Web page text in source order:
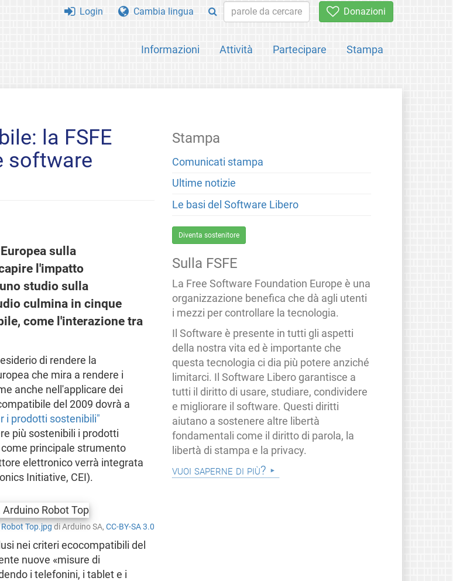
Donazioni
Informazioni Attività Partecipare Stampa
Login Cambia lingua
la FSFE
software
sulla
l'impatto
studio sulla
culmina in cinque
come l'interazione tra
di rendere la
che mira a rendere i
anche nell'applicare dei
del 2009 dovrà a
i prodotti sostenibili"
più sostenibili i prodotti
principale strumento
elettronico verrà integrata
Initiative, CEI).
Top.jpg di Arduino SA,CC-BY-SA 3.0
nei criteri ecocompatibili del
nuove «misure di
i telefonini, i tablet e i
Stampa
Comunicati stampa
Ultime notizie
Le basi del Software Libero
Diventa sostenitore
Sulla FSFE
La Free Software Foundation Europe è una
organizzazione benefica che dà agli utenti
i mezzi per controllare la tecnologia.
Il Software è presente in tutti gli aspetti
della nostra vita ed è importante che
questa tecnologia ci dia più potere anziché
limitarci. Il Software Libero garantisce a
tutti il diritto di usare, studiare, condividere
e migliorare il software. Questi diritti
aiutano a sostenere altre libertà
fondamentali come il diritto di parola, la
libertà di stampa e la privacy.
vuoi saperne di più?